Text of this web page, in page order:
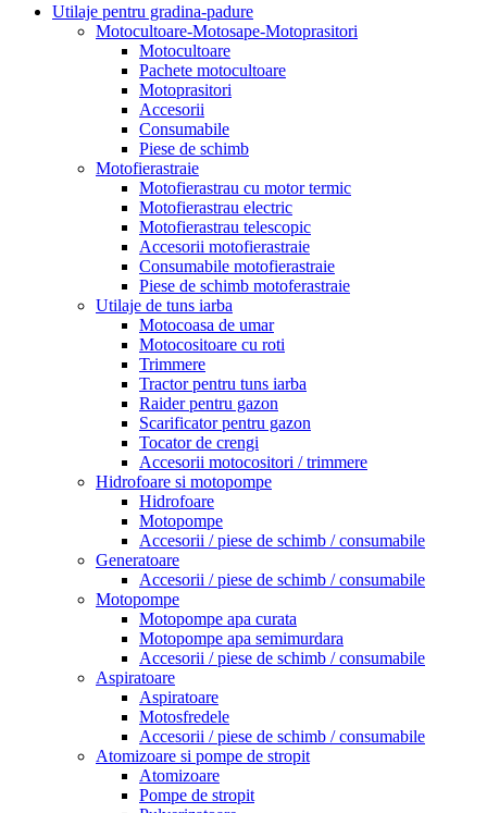
Utilaje pentru gradina-padure
Motocultoare-Motosape-Motoprasitori
Motocultoare
Pachete motocultoare
Motoprasitori
Accesorii
Consumabile
Piese de schimb
Motofierastraie
Motofierastrau cu motor termic
Motofierastrau electric
Motofierastrau telescopic
Accesorii motofierastraie
Consumabile motofierastraie
Piese de schimb motoferastraie
Utilaje de tuns iarba
Motocoasa de umar
Motocositoare cu roti
Trimmere
Tractor pentru tuns iarba
Raider pentru gazon
Scarificator pentru gazon
Tocator de crengi
Accesorii motocositori / trimmere
Hidrofoare si motopompe
Hidrofoare
Motopompe
Accesorii / piese de schimb / consumabile
Generatoare
Accesorii / piese de schimb / consumabile
Motopompe
Motopompe apa curata
Motopompe apa semimurdara
Accesorii / piese de schimb / consumabile
Aspiratoare
Aspiratoare
Motosfredele
Accesorii / piese de schimb / consumabile
Atomizoare si pompe de stropit
Atomizoare
Pompe de stropit